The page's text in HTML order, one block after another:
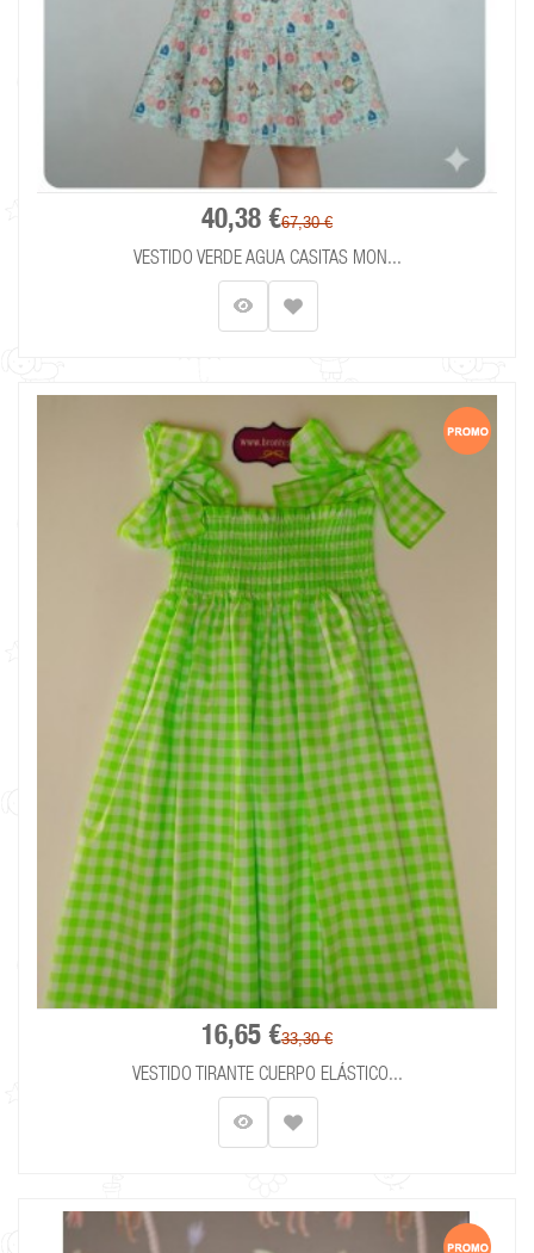
40,38 €67,30 €
VESTIDO VERDE AGUA CASITAS MON...
16,65 €33,30 €
VESTIDO TIRANTE CUERPO ELÁSTICO...